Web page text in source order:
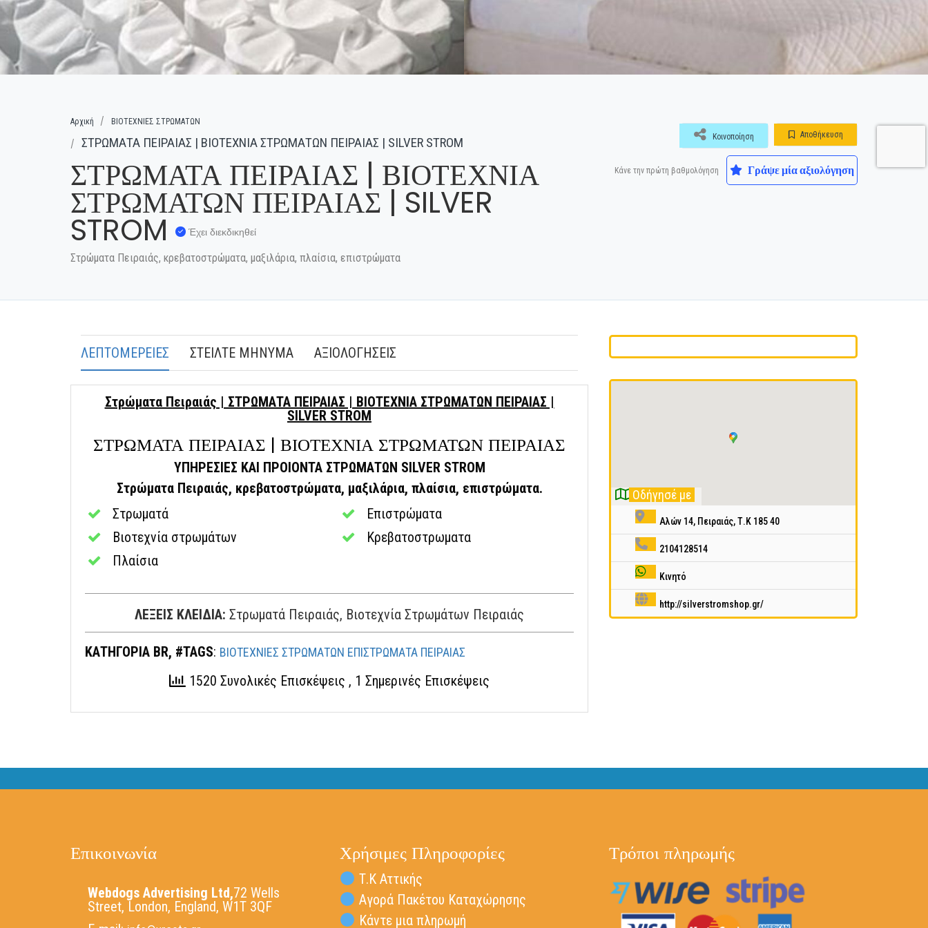
Αρχική ΒΙΟΤΕΧΝΙΕΣ ΣΤΡΩΜΑΤΩΝ
ΣΤΡΩΜΑΤΑ ΠΕΙΡΑΙΑΣ | ΒΙΟΤΕΧΝΙΑ ΣΤΡΩΜΑΤΩΝ ΠΕΙΡΑΙΑΣ | SILVER STROM
ΣΤΡΩΜΑΤΑ ΠΕΙΡΑΙΑΣ | ΒΙΟΤΕΧΝΙΑ
ΣΤΡΩΜΑΤΩΝ ΠΕΙΡΑΙΑΣ | SILVER
STROM Έχει διεκδικηθεί
Στρώματα Πειραιάς, κρεβατοστρώματα, μαξιλάρια, πλαίσια, επιστρώματα
Αποθήκευση
Κοινοποίηση
Κάνε την πρώτη βαθμολόγηση Γράψε μία αξιολόγηση
ΛΕΠΤΟΜΕΡΕΙΕΣ ΣΤΕΙΛΤΕ ΜΗΝΥΜΑ ΑΞΙΟΛΟΓΗΣΕΙΣ
Στρώματα Πειραιάς | ΣΤΡΩΜΑΤΑ ΠΕΙΡΑΙΑΣ | ΒΙΟΤΕΧΝΙΑ ΣΤΡΩΜΑΤΩΝ ΠΕΙΡΑΙΑΣ |
SILVER STROM
ΣΤΡΩΜΑΤΑ ΠΕΙΡΑΙΑΣ | ΒΙΟΤΕΧΝΙΑ ΣΤΡΩΜΑΤΩΝ ΠΕΙΡΑΙΑΣ
ΥΠΗΡΕΣΙΕΣ ΚΑΙ ΠΡΟΙΟΝΤΑ ΣΤΡΩΜΑΤΩΝ SILVER STROM
Στρώματα Πειραιάς, κρεβατοστρώματα, μαξιλάρια, πλαίσια, επιστρώματα.
Στρωματά
Βιοτεχνία στρωμάτων
Πλαίσια
Επιστρώματα
Κρεβατοστρωματα
ΛΕΞΕΙΣ ΚΛΕΙΔΙΑ: Στρωματά Πειραιάς, Βιοτεχνία Στρωμάτων Πειραιάς
ΚΑΤΗΓΟΡΙΑ BR, #TAGS: ΒΙΟΤΕΧΝΙΕΣ ΣΤΡΩΜΑΤΩΝ ΕΠΙΣΤΡΩΜΑΤΑ ΠΕΙΡΑΙΑΣ
1520 Συνολικές Επισκέψεις , 1 Σημερινές Επισκέψεις
Οδήγησέ με
Αλών 14, Πειραιάς, Τ.Κ 185 40
2104128514
Κινητό
http://silverstromshop.gr/
Επικοινωνία
Webdogs Advertising Ltd,72 Wells
Street, London, England, W1T 3QF
Χρήσιμες Πληροφορίες
Τ.Κ Αττικής
Αγορά Πακέτου Καταχώρησης
Κάντε μια πληρωμή
Τρόποι πληρωμής